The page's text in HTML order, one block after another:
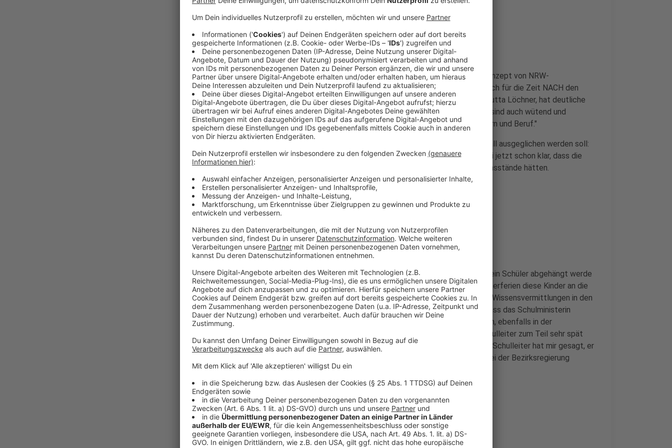
Veröffentlicht: Montag, 08.06.2020 13:53
Anzeige
Die Eltern stört am meisten, dass es in ihren Augen kein klares Konzept von NRW-
Schulministerin Gebauer gibt: Weder für die Zeit IN den Ferien, noch für die Zeit NACH den
Ferien. Die Vorsitzende der Landeselternschaft der Gymnasien, Jutta Löchner, hat deutliche
Worte gefunden: "Es reicht uns, wir haben keine Geduld mehr. Wir sind auch wütend und
frustriert und völlig abgekämpft durch den Alltag zwischen Kindern und Beruf."
Die Eltern machen sich Sorgen, wie denn nun der Unterrichtsausfall ausgeglichen werden soll:
Immerhin seien 40 Prozent des Unterrichts ausgefallen und es sei jetzt schon klar, dass die
Schüler durch die Corona-Krise jetzt sehr unterschiedliche Wissensstände hätten.
Anzeige
Eltern fordern Aufhol-Angebote in den Ferien
Anzeige
Jetzt sei es wichtig, eine Bestandsaufnahme zu machen, damit kein Schüler abgehängt werde
- so zumindest stellt sich das Löchner vor: "Dass wir in den Sommerferien diese Kinder an die
Hand nehmen und ihnen entsprechende Aufholkurse bieten". Also Wissensvermittlungen in den
Ferien - das ist eine der zentralen Forderungen. Eine andere ist, dass das Schulministerin
zuverlässig und schnell die Schulen informiert. Franz-Josef Kahlen, ebenfalls in der
Elternschaft der Gymnasien schilderte ziemlich empört, dass Schulleiter zum Teil sehr spät
über Entscheidungen aus dem Ministerium informiert würden: "Ein Schulleiter hat mir gesagt, er
habe Informationen von den Schülern bekommen und sich dann bei der Bezirksregierung
erkundigt, warum er nicht vorab informiert war."
Ministerium sagt: Man arbeitet dran
Anzeige